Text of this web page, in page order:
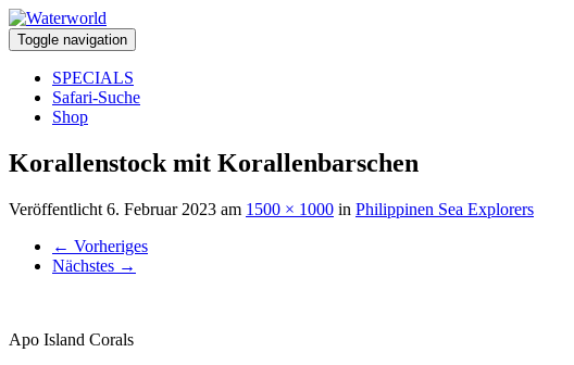
Toggle navigation
SPECIALS
Safari-Suche
Shop
Korallenstock mit Korallenbarschen
Veröffentlicht 6. Februar 2023 am 1500 × 1000 in Philippinen Sea Explorers
← Vorheriges
Nächstes →
Apo Island Corals